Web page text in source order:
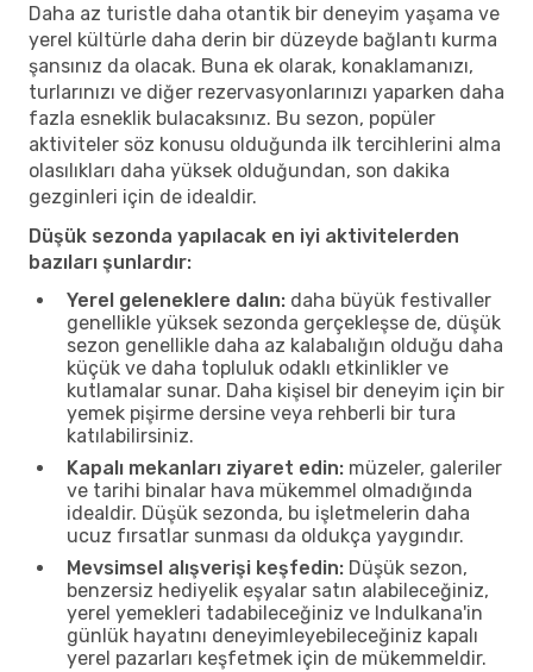
Daha az turistle daha otantik bir deneyim yaşama ve
yerel kültürle daha derin bir düzeyde bağlantı kurma
şansınız da olacak. Buna ek olarak, konaklamanızı,
turlarınızı ve diğer rezervasyonlarınızı yaparken daha
fazla esneklik bulacaksınız. Bu sezon, popüler
aktiviteler söz konusu olduğunda ilk tercihlerini alma
olasılıkları daha yüksek olduğundan, son dakika
gezginleri için de idealdir.
Düşük sezonda yapılacak en iyi aktivitelerden
bazıları şunlardır:
Yerel geleneklere dalın: daha büyük festivaller
genellikle yüksek sezonda gerçekleşse de, düşük
sezon genellikle daha az kalabalığın olduğu daha
küçük ve daha topluluk odaklı etkinlikler ve
kutlamalar sunar. Daha kişisel bir deneyim için bir
yemek pişirme dersine veya rehberli bir tura
katılabilirsiniz.
Kapalı mekanları ziyaret edin: müzeler, galeriler
ve tarihi binalar hava mükemmel olmadığında
idealdir. Düşük sezonda, bu işletmelerin daha
ucuz fırsatlar sunması da oldukça yaygındır.
Mevsimsel alışverişi keşfedin: Düşük sezon,
benzersiz hediyelik eşyalar satın alabileceğiniz,
yerel yemekleri tadabileceğiniz ve Indulkana'in
günlük hayatını deneyimleyebileceğiniz kapalı
yerel pazarları keşfetmek için de mükemmeldir.